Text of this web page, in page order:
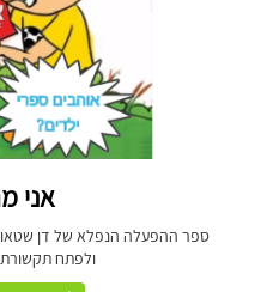
אני
ספר ההפעלה הנפלא של דן
ולפתח